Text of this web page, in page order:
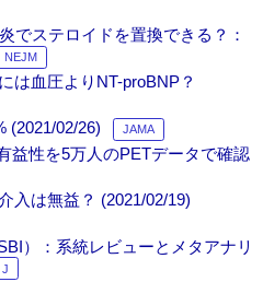
でステロイドを置換できる？：
NEJM
は血圧よりNT-proBNP？
(2021/02/26) JAMA
益性を5万人のPETデータで確認
入は無益？ (2021/02/19)
）：系統レビューとメタアナリ
J